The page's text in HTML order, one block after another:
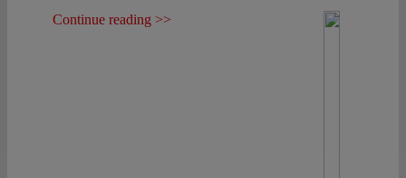
Continue reading >>